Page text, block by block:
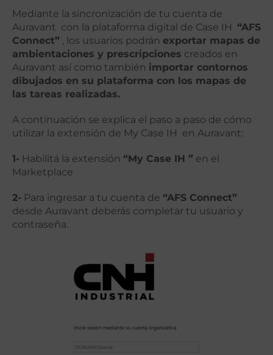
Mediante la sincronización de tu cuenta de
Auravant con la plataforma digital de Case IH “AFS
Connect” , los usuarios podrán exportar mapas de
ambientaciones y prescripciones creados en
Auravant así como también importar contornos
dibujados en su plataforma con los mapas de
las tareas realizadas.
A continuación se explica el paso a paso de cómo
utilizar la extensión de My Case IH en Auravant:
1- Habilitá la extensión “My Case IH ” en el
Marketplace
2- Para ingresar a tu cuenta de “AFS Connect”
desde Auravant deberás completar tu usuario y
contraseña.